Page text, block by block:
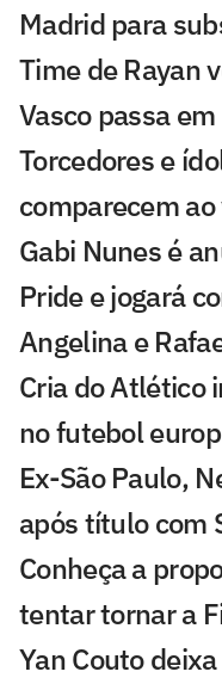
Madrid para
Time de Rayan
Vasco passa
Torcedores e
comparecem
Gabi Nunes é
Pride e jogará
Angelina e
Cria do Atlético
no futebol
Ex-São Paulo,
após título com
Conheça a
tentar tornar a
Yan Couto